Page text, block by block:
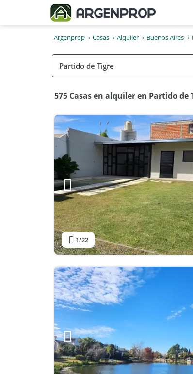
Argenprop Casas Alquiler Buenos Aires
575 Casas en alquiler en Partido de
1/22